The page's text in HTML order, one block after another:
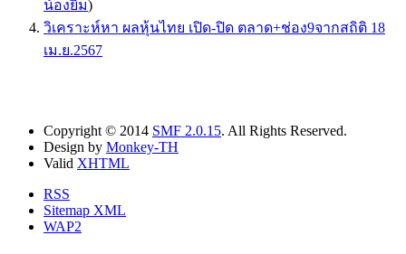
น้องยิ้ม)
วิเคราะห์หา ผลหุ้นไทย เปิด-ปิด ตลาด+ช่อง9จากสถิติ 18
เม.ย.2567
Copyright © 2014 SMF 2.0.15. All Rights Reserved.
Design by Monkey-TH
Valid XHTML
RSS
Sitemap XML
WAP2